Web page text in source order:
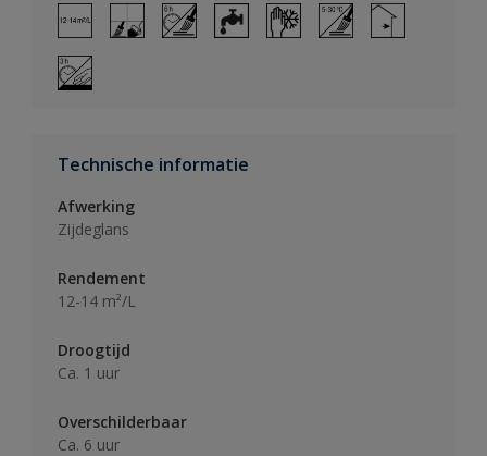
Technische informatie
Afwerking
Zijdeglans
Rendement
12-14 m²/L
Droogtijd
Ca. 1 uur
Overschilderbaar
Ca. 6 uur